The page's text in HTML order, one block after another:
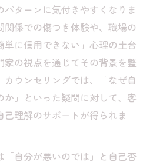
パターンに気付きやすくなりま
係での傷つき体験や、職場の
に信用できない」心理の土台
家の視点を通じてその背景を整
ウンセリングでは、「なぜ自
」といった疑問に対して、客
理解のサポートが得られま
「自分が悪いのでは」と自己否